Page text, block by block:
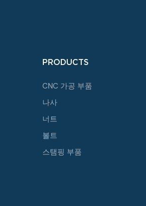
PRODUCTS
CNC 가공 부품
나사
너트
볼트
스탬핑 부품